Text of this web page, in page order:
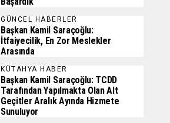
GÜNCEL HABERLER
Başkan Kamil Saraçoğlu:
İtfaiyecilik, En Zor Meslekler
Arasında
KÜTAHYA HABER
Başkan Kamil Saraçoğlu: TCDD
Tarafından Yapılmakta Olan Alt
Geçitler Aralık Ayında Hizmete
Sunuluyor